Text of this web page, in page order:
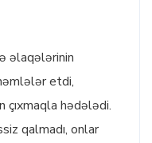
əlaqələrinin
həmlələr etdi,
hədələdi.
qalmadı, onlar